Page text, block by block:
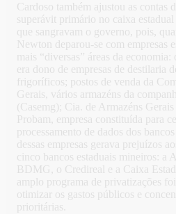
Cardoso também ajustou as contas
superávit primário no caixa
que sangravam o governo, pois,
Newton deparou-se com empresas
mais “diversas” áreas da
era dono de empresas de destilaria
frigoríficos; postos de venda da
Gerais, vários armazéns da
(Casemg); Cia. de Armazéns
Probam, empresa constituída para
processamento de dados dos
dessas empresas gerava prejuízos
cinco bancos estaduais mineiros: a
BDMG, o Credireal e a Caixa
amplo programa de privatizações
otimizar os gastos públicos e
prioritárias.